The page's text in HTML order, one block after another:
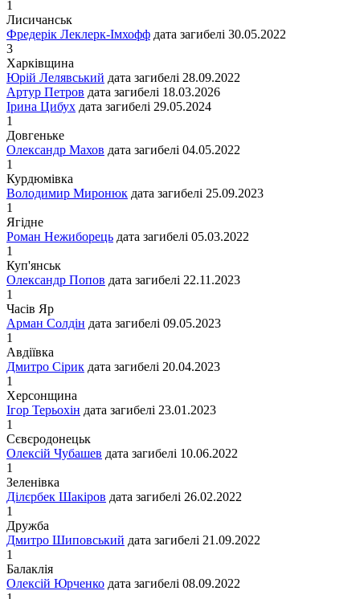
1
Лисичанськ
Фредерік Леклерк-Імхофф дата загибелі 30.05.2022
3
Харківщина
Юрій Лелявський дата загибелі 28.09.2022
Артур Петров дата загибелі 18.03.2026
Ірина Цибух дата загибелі 29.05.2024
1
Довгеньке
Олександр Махов дата загибелі 04.05.2022
1
Курдюмівка
Володимир Миронюк дата загибелі 25.09.2023
1
Ягідне
Роман Нежиборець дата загибелі 05.03.2022
1
Куп'янськ
Олександр Попов дата загибелі 22.11.2023
1
Часів Яр
Арман Солдін дата загибелі 09.05.2023
1
Авдіївка
Дмитро Сірик дата загибелі 20.04.2023
1
Херсонщина
Ігор Терьохін дата загибелі 23.01.2023
1
Сєвєродонецьк
Олексій Чубашев дата загибелі 10.06.2022
1
Зеленівка
Ділєрбек Шакіров дата загибелі 26.02.2022
1
Дружба
Дмитро Шиповський дата загибелі 21.09.2022
1
Балаклія
Олексій Юрченко дата загибелі 08.09.2022